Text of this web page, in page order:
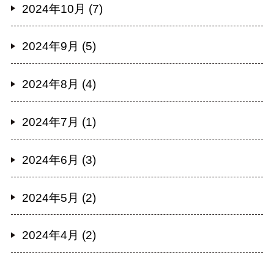
2024年10月 (7)
2024年9月 (5)
2024年8月 (4)
2024年7月 (1)
2024年6月 (3)
2024年5月 (2)
2024年4月 (2)